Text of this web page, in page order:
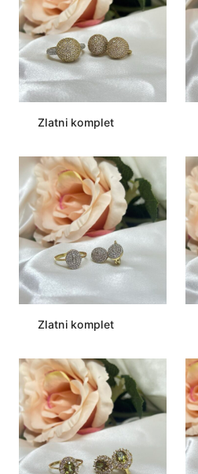
Zlatni komplet
Zlatni komplet